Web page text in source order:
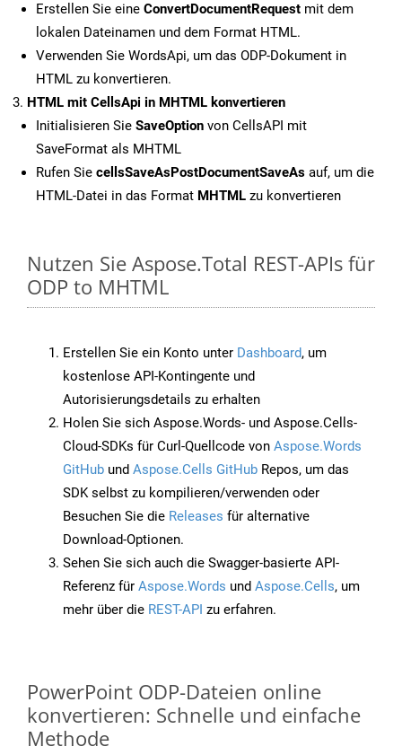
Erstellen Sie eine ConvertDocumentRequest mit dem
lokalen Dateinamen und dem Format HTML.
Verwenden Sie WordsApi, um das ODP-Dokument in
HTML zu konvertieren.
HTML mit CellsApi in MHTML konvertieren
Initialisieren Sie SaveOption von CellsAPI mit
SaveFormat als MHTML
Rufen Sie cellsSaveAsPostDocumentSaveAs auf, um die
HTML-Datei in das Format MHTML zu konvertieren
Nutzen Sie Aspose.Total REST-APIs für
ODP to MHTML
Erstellen Sie ein Konto unter Dashboard, um
kostenlose API-Kontingente und
Autorisierungsdetails zu erhalten
Holen Sie sich Aspose.Words- und Aspose.Cells-
Cloud-SDKs für Curl-Quellcode von Aspose.Words
GitHub und Aspose.Cells GitHub Repos, um das
SDK selbst zu kompilieren/verwenden oder
Besuchen Sie die Releases für alternative
Download-Optionen.
Sehen Sie sich auch die Swagger-basierte API-
Referenz für Aspose.Words und Aspose.Cells, um
mehr über die REST-API zu erfahren.
PowerPoint ODP-Dateien online
konvertieren: Schnelle und einfache
Methode